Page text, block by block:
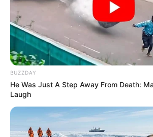
BUZZDAY
He Was Just A Step Away From Death:
Laugh